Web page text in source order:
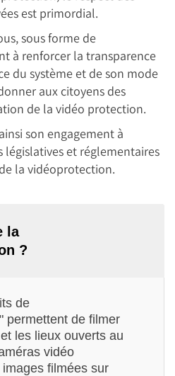
est primordial.
sous forme de
à renforcer la transparence
du système et de son mode
aux citoyens des
de la vidéo protection.
son engagement à
et réglementaires
la vidéoprotection.
la
?
de
permettent de filmer
les lieux ouverts au
vidéo
filmées sur